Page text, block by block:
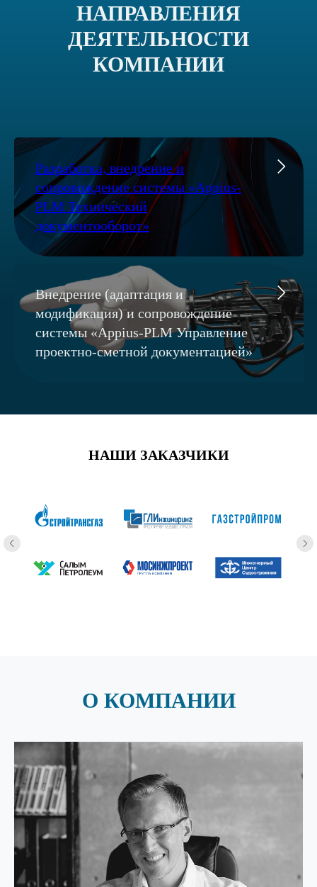
НАПРАВЛЕНИЯ
ДЕЯТЕЛЬНОСТИ
КОМПАНИИ
Разработка, внедрение и
сопровождение системы «Appius-
PLM Технический
документооборот»
Внедрение (адаптация и
модификация) и сопровождение
системы «Appius-PLM Управление
проектно-сметной документацией»
НАШИ ЗАКАЗЧИКИ
О КОМПАНИИ